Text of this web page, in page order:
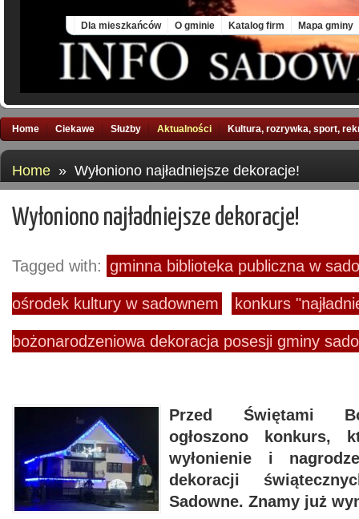
Dla mieszkańców O gminie Katalog firm Mapa gminy
Home Ciekawe Służby Aktualności Kultura, rozrywka, sport,
Home » Wyłoniono najładniejsze dekoracje!
Wyłoniono najładniejsze dekoracje!
Tagged with: gminna biblioteka publiczna w
ośrodek kultury w sadownem konkurs
bożonarodzeniowa dekoracja posesji gminy
Przed Świętami
ogłoszono konkurs,
wyłonienie i
dekoracji
Sadowne. Znamy już